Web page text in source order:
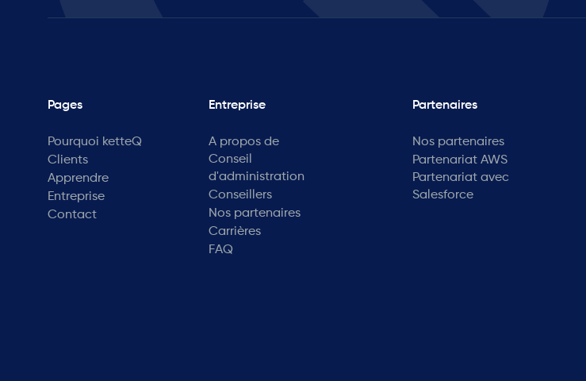
Pages
Pourquoi ketteQ
Clients
Apprendre
Entreprise
Contact
Entreprise
A propos de
Conseil
d'administration
Conseillers
Nos partenaires
Carrières
FAQ
Partenaires
Nos partenaires
Partenariat AWS
Partenariat avec
Salesforce